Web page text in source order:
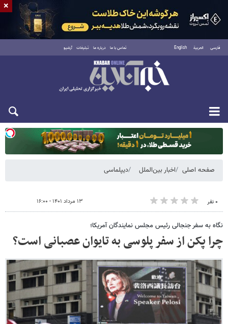
فارسی العربية English تماس با ما درباره ما تبلیغات آرشیو
یکشنبه ۱۸ مرداد ۱۴۰۵
صفحه اصلی اخبار بین‌الملل دیپلماسی
۰ نفر ۱۳ مرداد ۱۴۰۱ - ۱۶:۰۰
نگاه به سفر جنجالی رئیس مجلس نمایندگان آمریکا؛
چرا پکن از سفر پلوسی به تایوان عصبانی است؟
×